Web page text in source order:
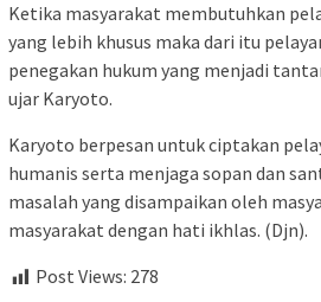
Ketika masyarakat membutuhkan
yang lebih khusus maka dari itu
penegakan hukum yang menjadi
ujar Karyoto.
Karyoto berpesan untuk ciptakan
humanis serta menjaga sopan dan
masalah yang disampaikan oleh
masyarakat dengan hati ikhlas. (Djn).
Post Views: 278